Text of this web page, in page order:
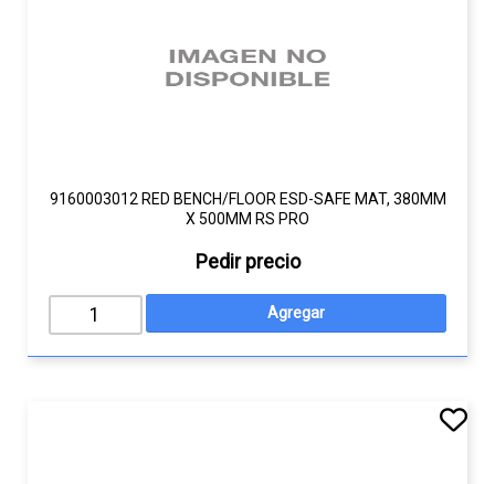
9160003012 RED BENCH/FLOOR ESD-SAFE MAT, 380MM
X 500MM RS PRO
Pedir precio